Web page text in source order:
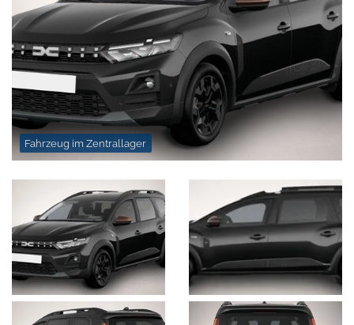
Fahrzeug im Zentrallager